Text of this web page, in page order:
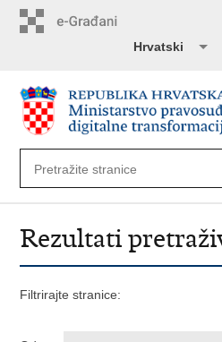
Hrvatski
Rezultati
Filtrirajte stranice: